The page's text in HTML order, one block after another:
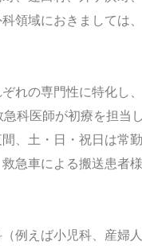
領域におきましては
れの専門性に特化し
科医師が初療を担当
、土・日・祝日は常
急車による搬送患者
例えば小児科、産婦